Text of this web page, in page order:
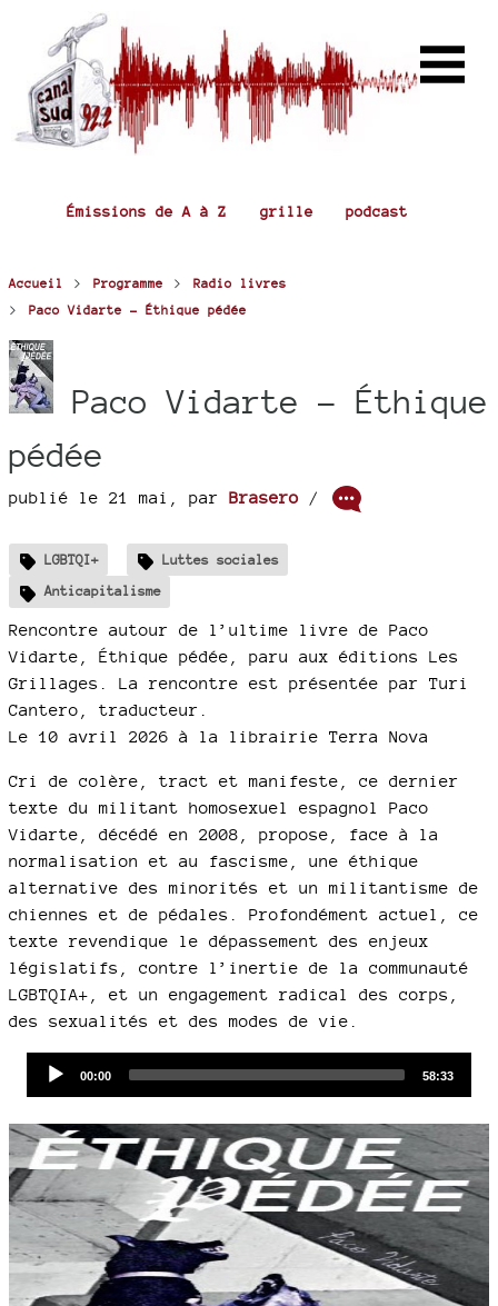
Émissions de A à Z grille podcast
Accueil > Programme > Radio livres
> Paco Vidarte - Éthique pédée
Paco Vidarte - Éthique
pédée
publié le 21 mai par Brasero /
LGBTQI+
Luttes sociales
Anticapitalisme
Rencontre autour de l’ultime livre de Paco
Vidarte, Éthique pédée, paru aux éditions Les
Grillages. La rencontre est présentée par Turi
Cantero, traducteur.
Le 10 avril 2026 à la librairie Terra Nova
Cri de colère, tract et manifeste, ce dernier
texte du militant homosexuel espagnol Paco
Vidarte, décédé en 2008, propose, face à la
normalisation et au fascisme, une éthique
alternative des minorités et un militantisme de
chiennes et de pédales. Profondément actuel, ce
texte revendique le dépassement des enjeux
législatifs, contre l’inertie de la communauté
LGBTQIA+, et un engagement radical des corps,
des sexualités et des modes de vie.
Current
00:00
Total
58:33